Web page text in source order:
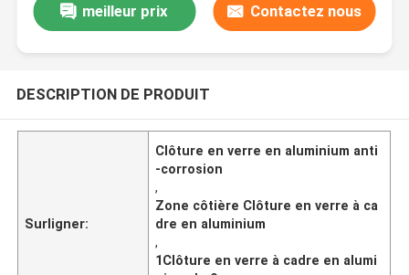
meilleur prix Contactez nous
DESCRIPTION DE PRODUIT
Surligner:
Clôture en verre en aluminium anti
-corrosion
,
Zone côtière Clôture en verre à ca
dre en aluminium
,
1Clôture en verre à cadre en alumi